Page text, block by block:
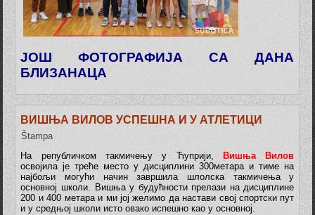
ЈОШ ФОТОГРАФИЈА СА ДАНА
БЛИЗАНАЦА
ВИШЊА ВИЛОВ УСПЕШНА И У АТЛЕТИЦИ
Štampa
На републичком такмичењу у Ћуприји,
Вишња Вилов
освојила је треће место у дисциплини 300метара и тиме на
најбољи могући начин завршила шлолска такмичења у
основној школи. Вишња у будућности прелази на дисциплине
200 и 400 метара и ми јој желимо да настави свој спортски пут
и у средњој школи исто овако испешно као у основној.